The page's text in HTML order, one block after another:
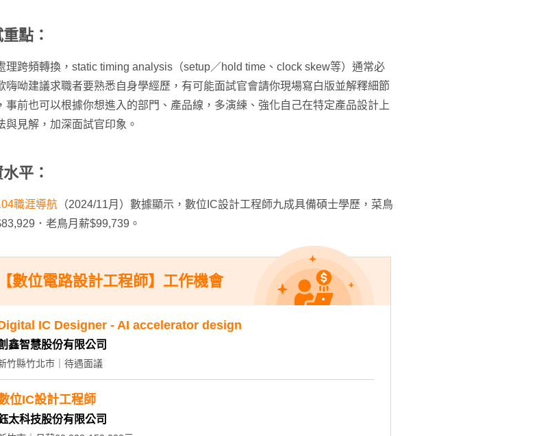
點：
理跨頻轉換，static timing analysis（setup／hold time、clock skew等）通常必
嗨呦建議求職者要熟悉自身學經歷，有可能面試官會請你現場寫白版並解釋細節
事前也可以根據你想進入的部門、產品線，多演練、強化自己在特定產品設計上
與見解，加深面試官印象。
平：
職涯導航 （2024/11月）數據顯示，數位IC設計工程師九成具備碩士學歷，菜鳥
．老鳥月薪$99,739。
【數位電路設計工程師】工作機會
IC Designer - AI accelerator design
鑫智慧股份有限公司
竹縣竹北市｜待遇面議
位IC設計工程師
太科技股份有限公司